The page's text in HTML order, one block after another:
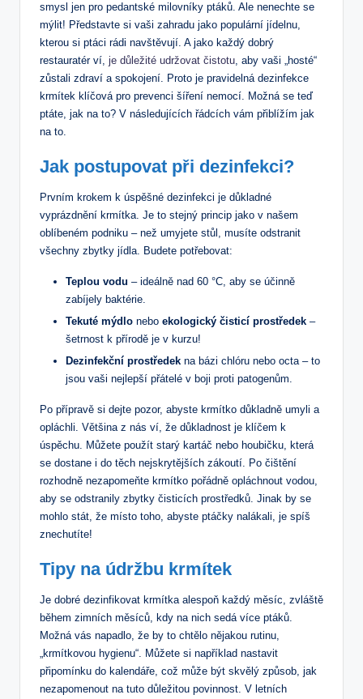
smysl jen pro pedantské milovníky ptáků. Ale nenechte se
mýlit! Představte si vaši zahradu jako populární jídelnu,
kterou si ptáci rádi navštěvují. A jako každý dobrý
restauratér ví, je důležité udržovat čistotu, aby vaši „hosté“
zůstali zdraví a spokojení. Proto je pravidelná dezinfekce
krmítek klíčová pro prevenci šíření nemocí. Možná se teď
ptáte, jak na to? V následujících řádcích vám přiblížím jak
na to.
Jak postupovat při dezinfekci?
Prvním krokem k úspěšné dezinfekci je důkladné
vyprázdnění krmítka. Je to stejný princip jako v našem
oblíbeném podniku – než umyjete stůl, musíte odstranit
všechny zbytky jídla. Budete potřebovat:
Teplou vodu – ideálně nad 60 °C, aby se účinně
zabíjely baktérie.
Tekuté mýdlo nebo ekologický čisticí prostředek –
šetrnost k přírodě je v kurzu!
Dezinfekční prostředek na bázi chlóru nebo octa – to
jsou vaši nejlepší přátelé v boji proti patogenům.
Po přípravě si dejte pozor, abyste krmítko důkladně umyli a
opláchli. Většina z nás ví, že důkladnost je klíčem k
úspěchu. Můžete použít starý kartáč nebo houbičku, která
se dostane i do těch nejskrytějších zákoutí. Po čištění
rozhodně nezapomeňte krmítko pořádně opláchnout vodou,
aby se odstranily zbytky čisticích prostředků. Jinak by se
mohlo stát, že místo toho, abyste ptáčky nalákali, je spíš
znechutíte!
Tipy na údržbu krmítek
Je dobré dezinfikovat krmítka alespoň každý měsíc, zvláště
během zimních měsíců, kdy na nich sedá více ptáků.
Možná vás napadlo, že by to chtělo nějakou rutinu,
„krmítkovou hygienu“. Můžete si například nastavit
připomínku do kalendáře, což může být skvělý způsob, jak
nezapomenout na tuto důležitou povinnost. V letních